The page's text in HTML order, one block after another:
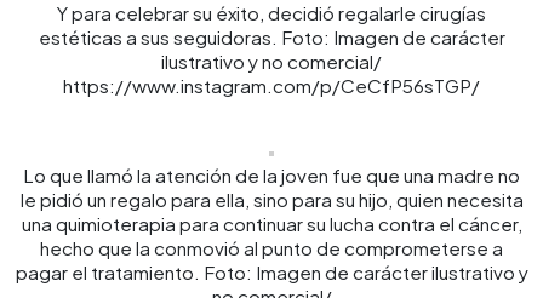
Y para celebrar su éxito, decidió regalarle cirugías
estéticas a sus seguidoras. Foto: Imagen de carácter
ilustrativo y no comercial/
https://www.instagram.com/p/CeCfP56sTGP/
Lo que llamó la atención de la joven fue que una madre no
le pidió un regalo para ella, sino para su hijo, quien necesita
una quimioterapia para continuar su lucha contra el cáncer,
hecho que la conmovió al punto de comprometerse a
pagar el tratamiento. Foto: Imagen de carácter ilustrativo y